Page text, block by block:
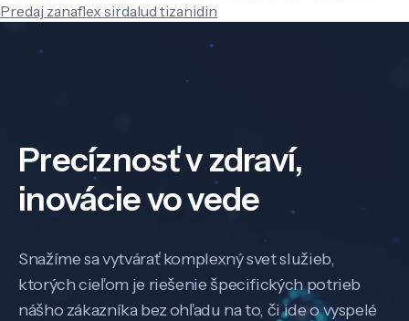
Predaj zanaflex sirdalud tizanidin
Precíznosť v zdraví,
inovácie vo vede
Snažíme sa vytvárať komplexný svet služieb,
ktorých cieľom je riešenie špecifických potrieb
nášho zákazníka bez ohľadu na to, či ide o vyspelé